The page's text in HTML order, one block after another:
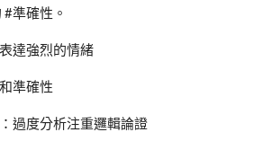
準確性。
達強烈的情緒
準確性
過度分析注重邏輯論證